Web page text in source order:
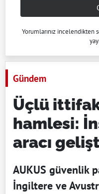
Yorumlarınız incelendikten
Gündem
Üçlü
hamlesi:
aracı
AUKUS güvenlik
İngiltere ve